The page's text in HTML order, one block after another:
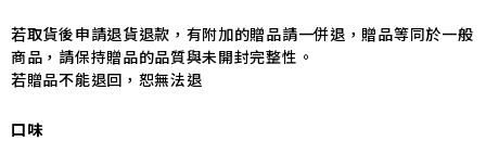
若取貨後申請退貨退款，有附加的贈品請一併退，贈品等同於一般
商品，請保持贈品的品質與未開封完整性。
若贈品不能退回，恕無法退
口味